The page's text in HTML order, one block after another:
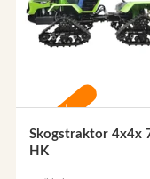
-30%
Skogstraktor 4x4x
HK